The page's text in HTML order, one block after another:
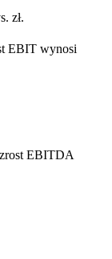
zł.
EBIT wynosi
EBITDA